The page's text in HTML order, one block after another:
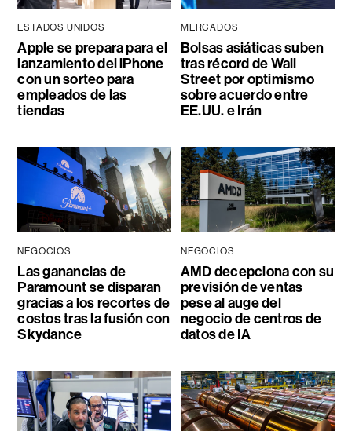
ESTADOS UNIDOS
Apple se prepara para el
lanzamiento del iPhone
con un sorteo para
empleados de las
tiendas
MERCADOS
Bolsas asiáticas suben
tras récord de Wall
Street por optimismo
sobre acuerdo entre
EE.UU. e Irán
NEGOCIOS
Las ganancias de
Paramount se disparan
gracias a los recortes de
costos tras la fusión con
Skydance
NEGOCIOS
AMD decepciona con su
previsión de ventas
pese al auge del
negocio de centros de
datos de IA